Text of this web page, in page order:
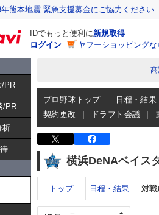
年熊本地震 緊急支援募金にご協力ください
IDでもっと便利に新規取得
ログイン
ヤフーショッピング
/PR
/PR
析
髙
プロ野球トップ 日程・結果
契約更改
ドラフト会議
横浜DeNAベイス
トップ 日程・結果 対戦